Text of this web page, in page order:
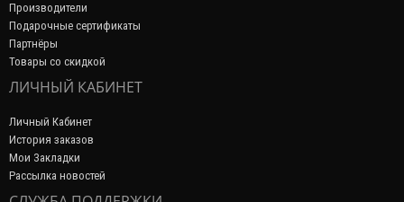
Производители
Подарочные сертификаты
Партнёры
Товары со скидкой
ЛИЧНЫЙ КАБИНЕТ
Личный Кабинет
История заказов
Мои Закладки
Рассылка новостей